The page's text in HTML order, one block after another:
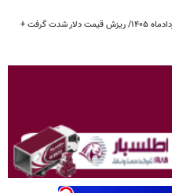
قیمت جدید دلار، یورو و سایر ارزها امروز ۱۹ مردادماه ۱۴۰۵/ ریزش قیمت دلار شدت گرفت +